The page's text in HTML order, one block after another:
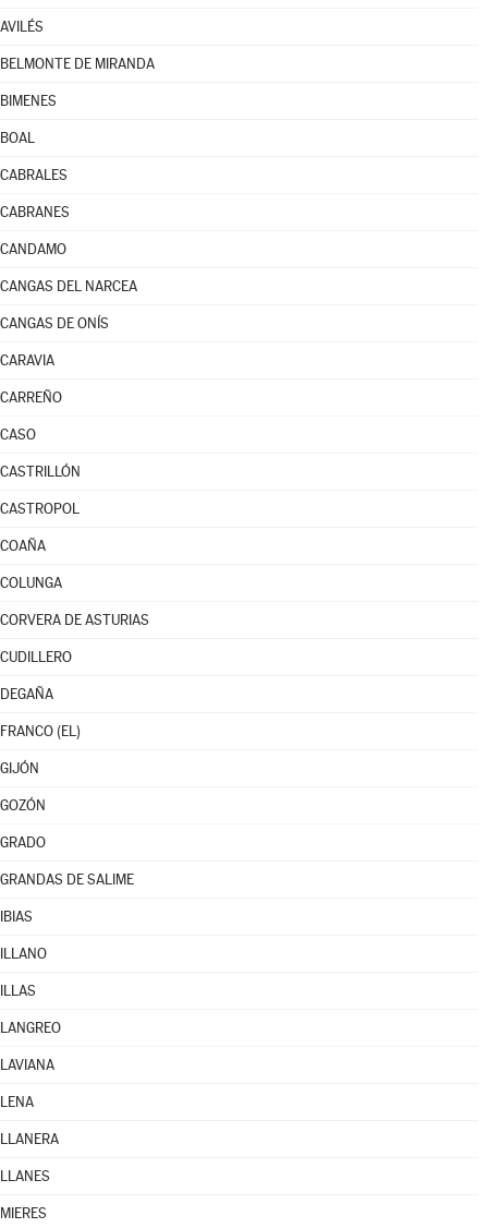
AVILÉS
BELMONTE DE MIRANDA
BIMENES
BOAL
CABRALES
CABRANES
CANDAMO
CANGAS DEL NARCEA
CANGAS DE ONÍS
CARAVIA
CARREÑO
CASO
CASTRILLÓN
CASTROPOL
COAÑA
COLUNGA
CORVERA DE ASTURIAS
CUDILLERO
DEGAÑA
FRANCO (EL)
GIJÓN
GOZÓN
GRADO
GRANDAS DE SALIME
IBIAS
ILLANO
ILLAS
LANGREO
LAVIANA
LENA
LLANERA
LLANES
MIERES